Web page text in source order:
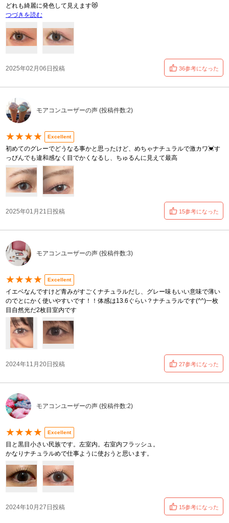
どれも綺麗に発色して見えます😻
つづきを読む
2025年02月06日投稿 36参考になった
モアコンユーザーの声 (投稿件数:2)
★★★★ Excellent
初めてのグレーでどうなる事かと思ったけど、めちゃナチュラルで激カワ💓す
っぴんでも違和感なく目でかくなるし、ちゅるんに見えて最高
2025年01月21日投稿 15参考になった
モアコンユーザーの声 (投稿件数:3)
★★★★ Excellent
イエベなんですけど青みがすごくナチュラルだし、グレー味もいい意味で薄い
のでとにかく使いやすいです！！体感は13.6ぐらい？ナチュラルです(^^)一枚
目自然光だ2枚目室内です
2024年11月20日投稿 27参考になった
モアコンユーザーの声 (投稿件数:2)
★★★★ Excellent
目と黒目小さい民族です。左室内。右室内フラッシュ。
かなりナチュラルめで仕事ように使おうと思います。
2024年10月27日投稿 15参考になった